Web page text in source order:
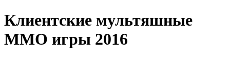
Клиентские мультяшные
MMO игры 2016